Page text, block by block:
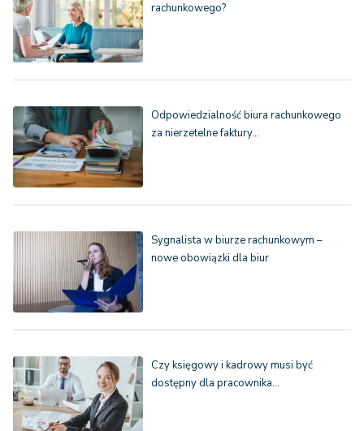
rachunkowego?
Odpowiedzialność biura rachunkowego
za nierzetelne faktury…
Sygnalista w biurze rachunkowym –
nowe obowiązki dla biur
Czy księgowy i kadrowy musi być
dostępny dla pracownika…